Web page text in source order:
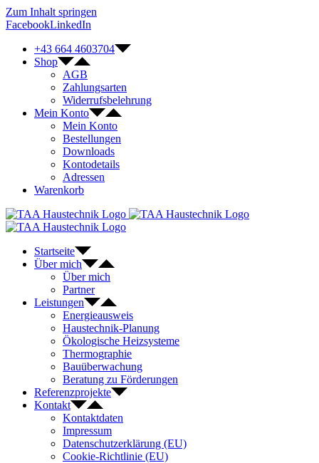
Zum Inhalt springen
FacebookLinkedIn
+43 664 4603704
Shop
AGB
Zahlungsarten
Widerrufsbelehrung
Mein Konto
Mein Konto
Bestellungen
Downloads
Kontodetails
Adressen
Warenkorb
Startseite
Über mich
Über mich
Partner
Leistungen
Energieausweis
Haustechnik-Planung
Ökologische Heizsysteme
Thermographie
Bauüberwachung
Beratung zu Förderungen
Referenzprojekte
Kontakt
Kontaktdaten
Impressum
Datenschutzerklärung (EU)
Cookie-Richtlinie (EU)